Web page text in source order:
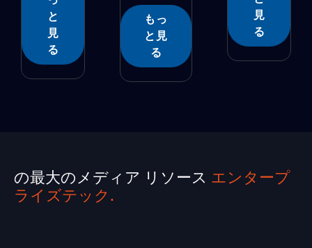
と
見
る
もっ
と見
る
見
る
の最大のメディア リソース エンタープ
ライズテック.